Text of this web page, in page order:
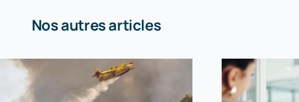
Nos autres articles